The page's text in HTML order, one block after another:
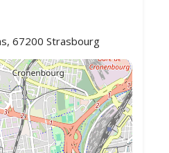
67200 Strasbourg